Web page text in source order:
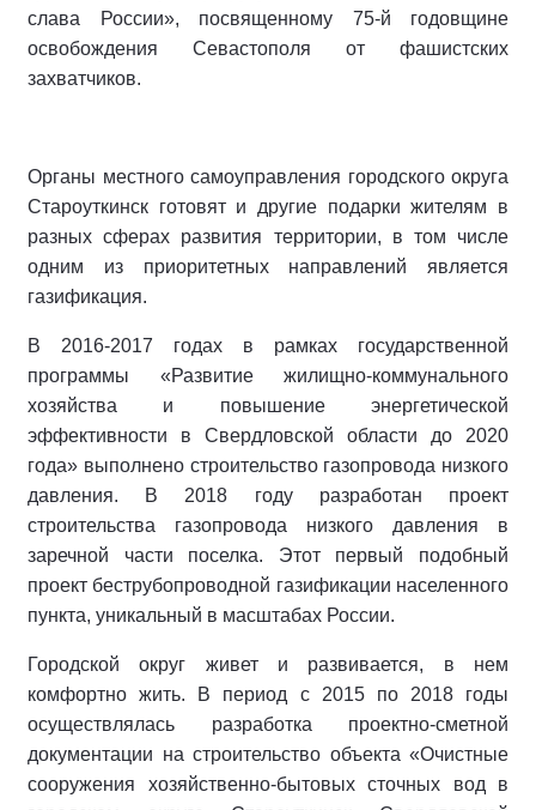
слава России», посвященному 75-й годовщине
освобождения Севастополя от фашистских
захватчиков.
Органы местного самоуправления городского округа
Староуткинск готовят и другие подарки жителям в
разных сферах развития территории, в том числе
одним из приоритетных направлений является
газификация.
В 2016-2017 годах в рамках государственной
программы «Развитие жилищно-коммунального
хозяйства и повышение энергетической
эффективности в Свердловской области до 2020
года» выполнено строительство газопровода низкого
давления. В 2018 году разработан проект
строительства газопровода низкого давления в
заречной части поселка. Этот первый подобный
проект беструбопроводной газификации населенного
пункта, уникальный в масштабах России.
Городской округ живет и развивается, в нем
комфортно жить. В период с 2015 по 2018 годы
осуществлялась разработка проектно-сметной
документации на строительство объекта «Очистные
сооружения хозяйственно-бытовых сточных вод в